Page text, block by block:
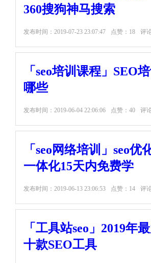
360搜狗神马搜索
发布时间： 2019-07-23 23:07:47 点赞：18 评
「seo培训课程」SEO
哪些
发布时间： 2019-06-04 22:06:06 点赞：40 评
「seo网络培训」seo优
一体化15天内免费学
发布时间： 2019-06-13 23:06:53 点赞：14 评
「工具站seo」2019年
十款SEO工具